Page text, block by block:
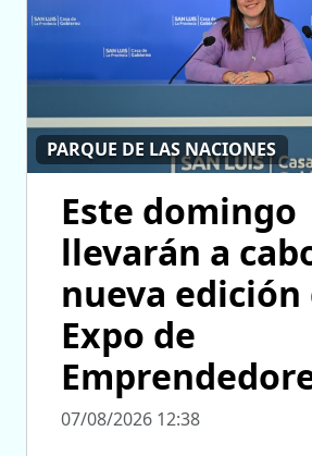
PARQUE DE LAS NACIONES
Este domingo
llevarán a
nueva edición
Expo de
07/08/2026 12:38